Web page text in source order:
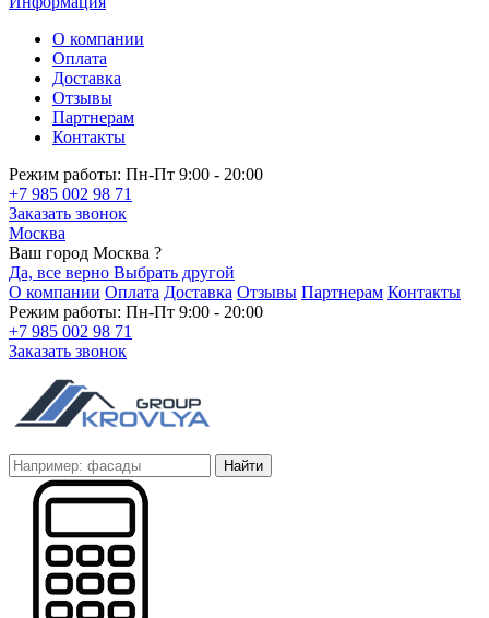
О компании
Оплата
Доставка
Отзывы
Партнерам
Контакты
Режим работы: Пн-Пт 9:00 - 20:00
+7 985 002 98 71
Заказать звонок
Москва
Ваш город Москва ?
Да, все верно Выбрать другой
О компании Оплата Доставка Отзывы Партнерам Контакты
Режим работы: Пн-Пт 9:00 - 20:00
+7 985 002 98 71
Заказать звонок
Найти